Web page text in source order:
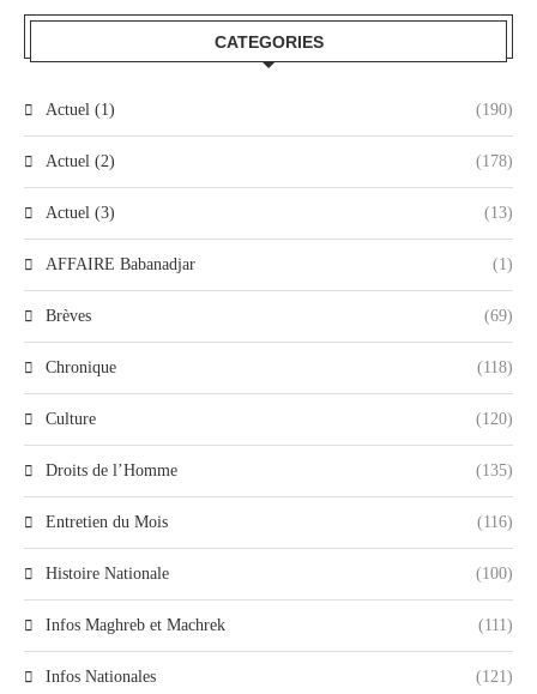
CATEGORIES
Actuel (1) (190)
Actuel (2) (178)
Actuel (3) (13)
AFFAIRE Babanadjar (1)
Brèves (69)
Chronique (118)
Culture (120)
Droits de l’Homme (135)
Entretien du Mois (116)
Histoire Nationale (100)
Infos Maghreb et Machrek (111)
Infos Nationales (121)